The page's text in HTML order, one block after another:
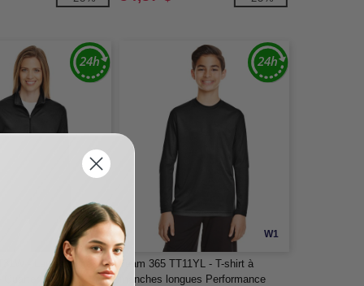
W1
- Ladies Zone
Quarter-Zip
W1
Team 365 TT11YL - T-shirt à
manches longues Performance